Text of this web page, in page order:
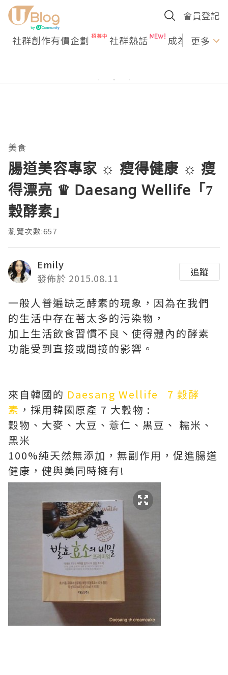
會員登記
社群創作有價企劃 社群熱話 成為U更多
美食
腸道美容專家 ☼ 瘦得健康 ☼ 瘦
得漂亮 ♛ Daesang Wellife「7
穀酵素」
瀏覽次數:657
Emily
發佈於 2015.08.11
追蹤
一般人普遍缺乏酵素的現象，因為在我們
的生活中存在著太多的污染物，
加上生活飲食習慣不良丶使得體內的酵素
功能受到直接或間接的影響。
來自韓國的 Daesang Wellife 7 穀酵
素 ，採用韓國原產 7 大穀物 :
穀物、大麥、大豆、薏仁、黑豆、 糯米、
黑米
100%純天然無添加，無副作用，促進腸道
健康，健與美同時擁有!